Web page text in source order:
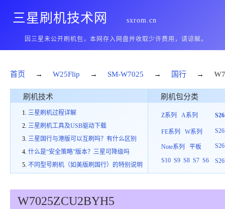
三星刷机技术网 sxrom.cn
因三星未公开刷机包，本网存入网盘并收取少许费用，请谅解。
首页 → W25Flip → SM-W7025 → 国行 →
刷机技术
三星刷机过程详解
三星刷机工具及USB驱动下载
三星国行与港版可以互刷吗？有什么区别
什么是“安全策略”版本？三星可降级吗
不同型号刷机（如美版刷国行）的特别说明
刷机包分类
Z系列 A系列
FE系列 W系列
Note系列
平板
S10 S9 S8 S7 S6
S26
W7025ZCU2BYH5